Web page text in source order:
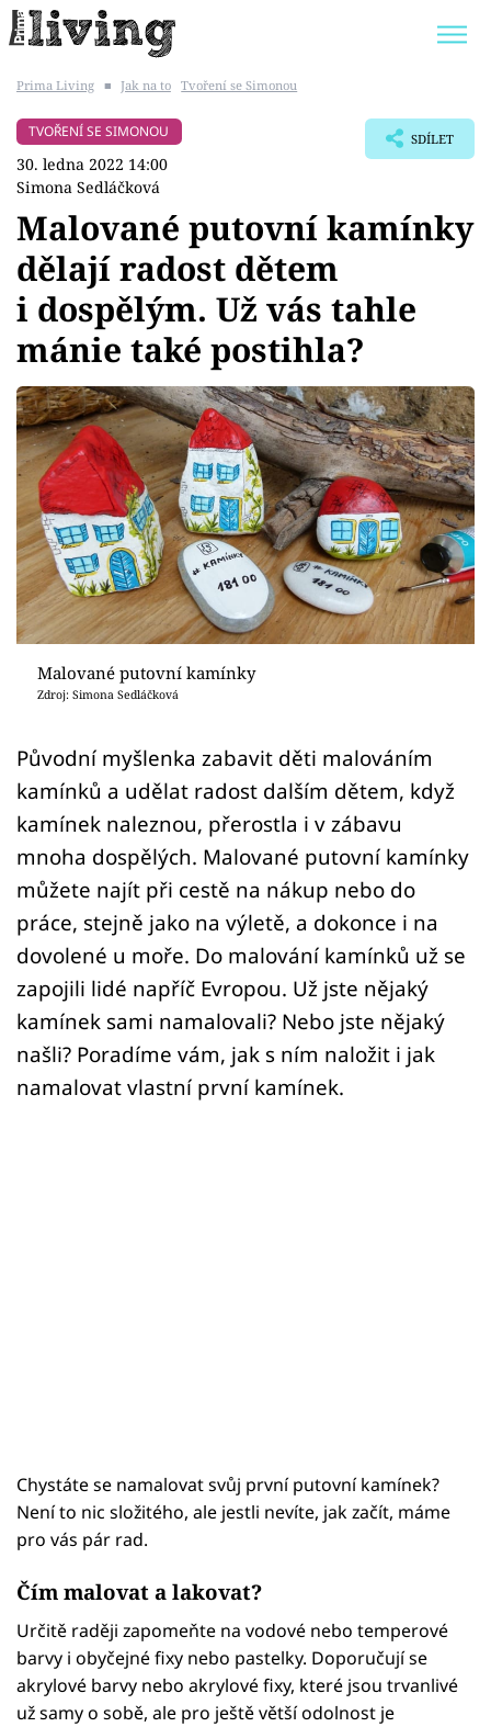
BYDLENÍ SLAVNÝCH
Témata
Bydlení
Zahrada
Design
Sledujte prima+
Přihlášení
Sledujte nás
Prima Living ■ Jak na to Tvoření se Simonou
TVOŘENÍ SE SIMONOU
30. ledna 2022 14:00
Simona Sedláčková
SDÍLET
Malované putovní kamínky
dělají radost dětem
i dospělým. Už vás tahle
mánie také postihla?
Malované putovní kamínky
Zdroj: Simona Sedláčková
Původní myšlenka zabavit děti malováním
kamínků a udělat radost dalším dětem, když
kamínek naleznou, přerostla i v zábavu
mnoha dospělých. Malované putovní kamínky
můžete najít při cestě na nákup nebo do
práce, stejně jako na výletě, a dokonce i na
dovolené u moře. Do malování kamínků už se
zapojili lidé napříč Evropou. Už jste nějaký
kamínek sami namalovali? Nebo jste nějaký
našli? Poradíme vám, jak s ním naložit i jak
namalovat vlastní první kamínek.
Chystáte se namalovat svůj první putovní kamínek?
Není to nic složitého, ale jestli nevíte, jak začít, máme
pro vás pár rad.
Čím malovat a lakovat?
Určitě raději zapomeňte na vodové nebo temperové
barvy i obyčejné fixy nebo pastelky. Doporučují se
akrylové barvy nebo akrylové fixy, které jsou trvanlivé
už samy o sobě, ale pro ještě větší odolnost je